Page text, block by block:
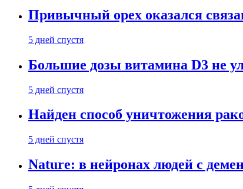
Привычный орех оказался
5 дней спустя
Большие дозы витамина D3 не
5 дней спустя
Найден способ уничтожения
5 дней спустя
Nature: в нейронах людей с